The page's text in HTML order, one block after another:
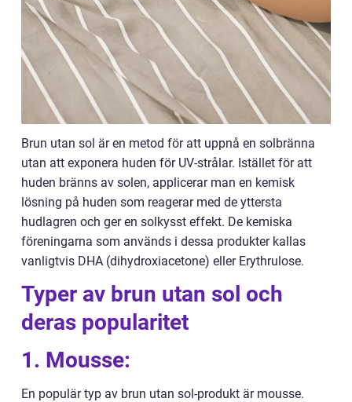
Brun utan sol är en metod för att uppnå en solbränna
utan att exponera huden för UV-strålar. Istället för att
huden bränns av solen, applicerar man en kemisk
lösning på huden som reagerar med de yttersta
hudlagren och ger en solkysst effekt. De kemiska
föreningarna som används i dessa produkter kallas
vanligtvis DHA (dihydroxiacetone) eller Erythrulose.
Typer av brun utan sol och
deras popularitet
1. Mousse:
En populär typ av brun utan sol-produkt är mousse.